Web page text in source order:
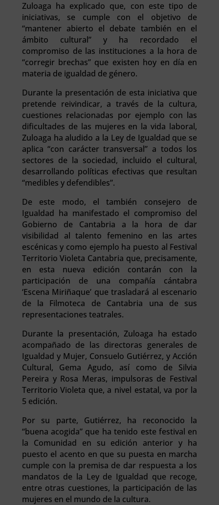
Zuloaga ha explicado que, con este tipo de
iniciativas, se cumple con el objetivo de
“mantener abierto el debate también en el
ámbito cultural” y ha recordado el
compromiso de las instituciones a la hora de
“corregir brechas” que existen hoy en día en
materia de igualdad de género.
Durante la presentación de esta iniciativa que
pretende reivindicar, a través de la cultura,
cuestiones relacionadas por ejemplo con las
dificultades de las mujeres en la vida laboral,
Zuloaga ha aludido a la Ley de Igualdad que se
aplica “con carácter transversal” a todos los
sectores de la sociedad, incluido el cultural,
desarrollando políticas efectivas que resultan
“medibles y defendibles”.
De este modo, el también consejero de
Igualdad ha manifestado el compromiso del
Gobierno de Cantabria a la hora de dar
visibilidad al talento femenino en las artes
escénicas y como ejemplo ha puesto al Festival
Territorio Violeta Cantabria que, precisamente,
en esta nueva edición contarán con la
participación de una compañía cántabra
‘Escena Miriñaque’ que trasladará al escenario
de la Filmoteca de Cantabria una de sus
representaciones teatrales.
Durante la presentación, Zuloaga ha estado
acompañado de las directoras generales de
Igualdad y Mujer, Consuelo Gutiérrez, y Acción
Cultural, Gema Agudo, así como de Silvia
Pereira y Rosa Meras, impulsoras de Festival
Territorio Violeta que, a nivel estatal, va por la
5 edición.
Por su parte, Gutiérrez, ha reconocido la
“buena acogida” que ha tenido este festival en
la Comunidad en su edición anterior y ha
puesto el acento en que su puesta en marcha
cumple con la premisa de dar respuesta a los
mandatos de la Ley de Igualdad que recoge,
entre otras cuestiones, la participación de las
mujeres en el mundo de la cultura.